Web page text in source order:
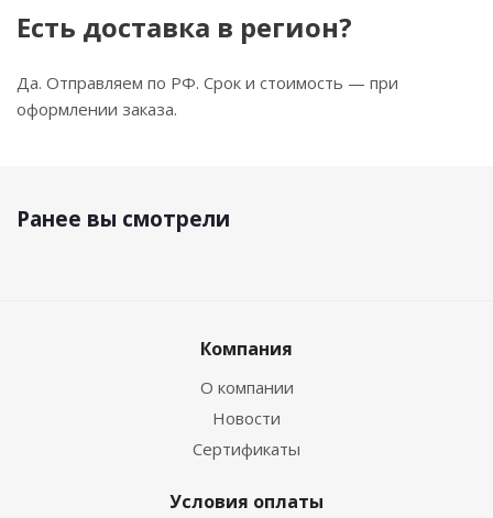
Есть доставка в регион?
Да. Отправляем по РФ. Срок и стоимость — при
оформлении заказа.
Ранее вы смотрели
Компания
О компании
Новости
Сертификаты
Условия оплаты